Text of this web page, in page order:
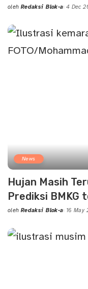
Posted
oleh Redaksi Blok-a 4 Dec
News
Hujan Masih
Prediksi BMKG
Posted
oleh Redaksi Blok-a 16 May